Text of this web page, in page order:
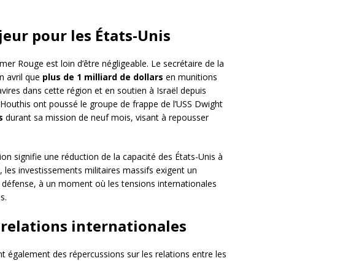
pour les États-Unis
Rouge est loin d’être négligeable. Le secrétaire de la
avril que plus de 1 milliard de dollars en munitions
dans cette région et en soutien à Israël depuis
ont poussé le groupe de frappe de l’USS Dwight
durant sa mission de neuf mois, visant à repousser
signifie une réduction de la capacité des États-Unis à
les investissements militaires massifs exigent un
à un moment où les tensions internationales
internationales
également des répercussions sur les relations entre les